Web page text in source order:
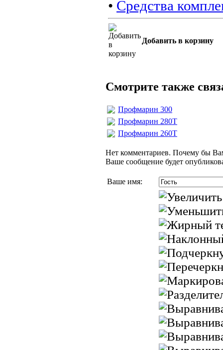
• Средства
Добавить в корзину
Смотрите также
Профмарин 300
Профмарин 280Т
Профмарин 260Т
Нет комментариев. Почему бы
Ваше сообщение будет
Ваше имя: